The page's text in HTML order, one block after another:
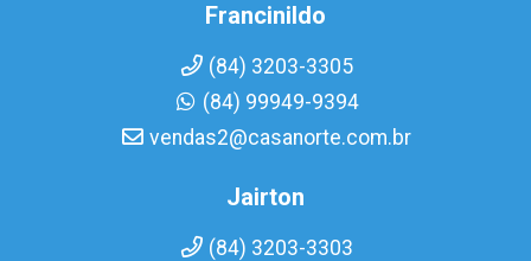
Francinildo
(84) 3203-3305
(84) 99949-9394
vendas2@casanorte.com.br
Jairton
(84) 3203-3303